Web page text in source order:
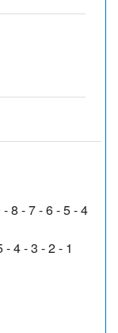
8 - 7 - 6 - 5 - 4
4 - 3 - 2 - 1